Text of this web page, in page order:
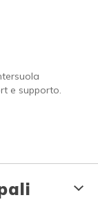
e supporto.